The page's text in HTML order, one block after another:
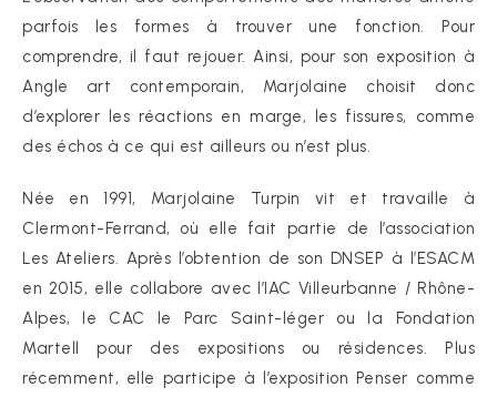
parfois les formes à trouver une fonction. Pour
comprendre, il faut rejouer. Ainsi, pour son exposition à
Angle art contemporain, Marjolaine choisit donc
d’explorer les réactions en marge, les fissures, comme
des échos à ce qui est ailleurs ou n’est plus.
Née en 1991, Marjolaine Turpin vit et travaille à
Clermont-Ferrand, où elle fait partie de l’association
Les Ateliers. Après l’obtention de son DNSEP à l’ESACM
en 2015, elle collabore avec l’IAC Villeurbanne / Rhône-
Alpes, le CAC le Parc Saint-léger ou la Fondation
Martell pour des expositions ou résidences. Plus
récemment, elle participe à l’exposition Penser comme